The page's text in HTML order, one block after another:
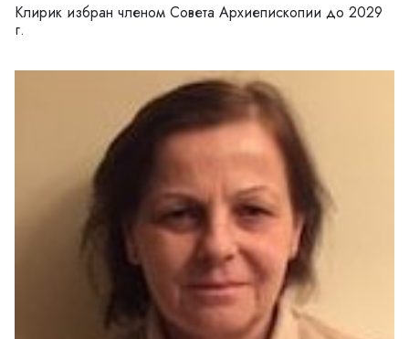
Клирик избран членом Совета Архиепископии до 2029
г.